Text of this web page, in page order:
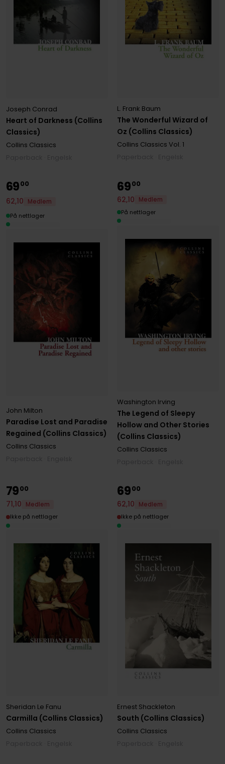
Heart of Darkness (Collins
Classics)
Joseph Conrad
Collins Classics
The Wonderful Wizard of
Oz (Collins Classics)
L. Frank Baum
Collins Classics Vol. 1
Paradise Lost and Paradise
Regained (Collins Classics)
John Milton
Collins Classics
6900
62,10
Medlem
På nettlager
The Legend of Sleepy
Hollow and Other Stories
(Collins Classics)
Washington Irving
Collins Classics
6900
62,10
Medlem
På nettlager
Carmilla (Collins Classics)
Sheridan Le Fanu
Collins Classics
7900
71,10
Medlem
Ikke på nettlager
South (Collins Classics)
Ernest Shackleton
Collins Classics
6900
62,10
Medlem
Ikke på nettlager